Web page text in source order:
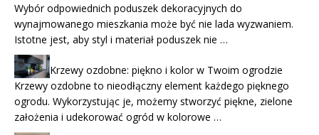
Wybór odpowiednich poduszek dekoracyjnych do
wynajmowanego mieszkania może być nie lada wyzwaniem.
Istotne jest, aby styl i materiał poduszek nie …
Krzewy ozdobne: piękno i kolor w Twoim ogrodzie
Krzewy ozdobne to nieodłączny element każdego pięknego
ogrodu. Wykorzystując je, możemy stworzyć piękne, zielone
założenia i udekorować ogród w kolorowe …